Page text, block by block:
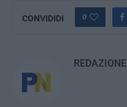
CONVIDIDI 0
REDAZIONE